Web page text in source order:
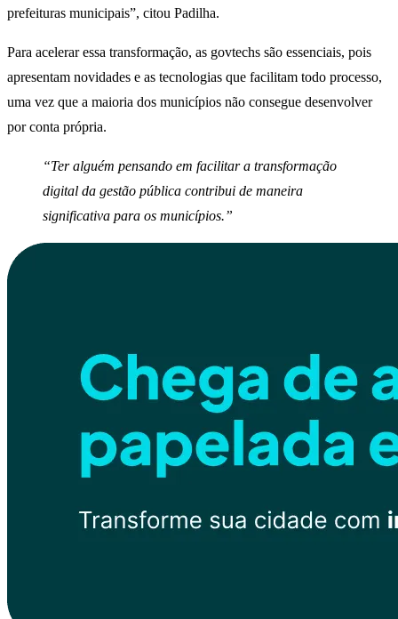
prefeituras municipais”, citou Padilha.
Para acelerar essa transformação, as govtechs são essenciais, pois
apresentam novidades e as tecnologias que facilitam todo processo,
uma vez que a maioria dos municípios não consegue desenvolver
por conta própria.
“Ter alguém pensando em facilitar a transformação
digital da gestão pública contribui de maneira
significativa para os municípios.”